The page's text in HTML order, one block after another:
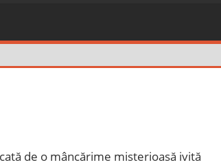
de o mâncărime misterioasă ivită